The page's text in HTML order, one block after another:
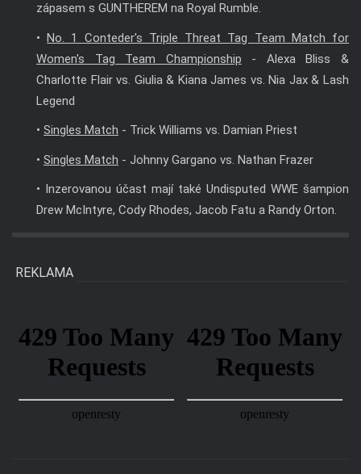
zápasem s GUNTHEREM na Royal Rumble.
•No. 1 Conteder's Triple Threat Tag Team Match for
Women's Tag Team Championship - Alexa Bliss &
Charlotte Flair vs. Giulia & Kiana James vs. Nia Jax & Lash
Legend
• Singles Match - Trick Williams vs. Damian Priest
• Singles Match - Johnny Gargano vs. Nathan Frazer
• Inzerovanou účast mají také Undisputed WWE šampion
Drew McIntyre, Cody Rhodes, Jacob Fatu a Randy Orton.
REKLAMA